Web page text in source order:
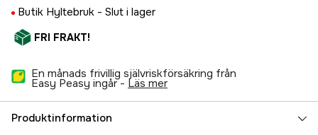
Butik Hyltebruk - Slut i lager
FRI FRAKT!
En månads frivillig självriskförsäkring från
Easy Peasy ingår - läs mer
Produktinformation